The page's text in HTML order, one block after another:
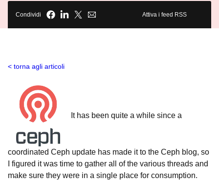
Condividi Attiva i feed RSS
torna agli articoli
It has been quite a while since a
coordinated Ceph update has made it to the Ceph blog, so
I figured it was time to gather all of the various threads and
make sure they were in a single place for consumption.